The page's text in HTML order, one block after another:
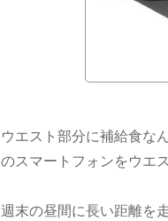
ウエスト部分に補給食な
のスマートフォンをウエ
週末の昼間に長い距離を